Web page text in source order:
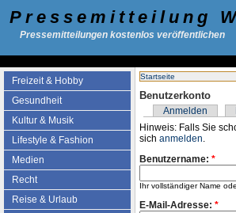
Pressemitteilung
Pressemitteilungen kostenlos veröffentlichen
Freizeit & Hobby
Gesundheit
Kultur & Musik
Lifestyle & Fashion
Medien
Recht
Reise & Urlaub
Startseite
Benutzerkonto
Anmelden
Hinweis: Falls Sie
sich anmelden
Benutzername: *
Ihr vollständiger Name
E-Mail-Adresse: *